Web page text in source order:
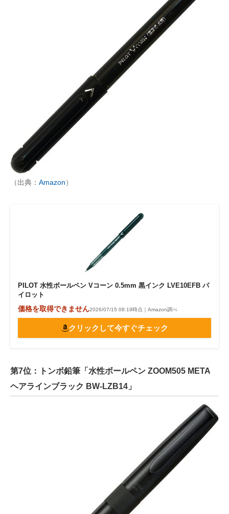
（出典： Amazon）
PILOT 水性ボールペン Vコーン 0.5mm 黒インク LVE10EFB パ
イロット
価格を取得できません2026/07/15 08:19時点｜Amazon調べ
クリックして今すぐチェック
第7位：トンボ鉛筆「水性ボールペン ZOOM505 META
ヘアラインブラック BW-LZB14」